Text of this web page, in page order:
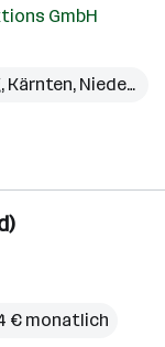
GmbH
, Kärnten, Niederösterreich
€ monatlich